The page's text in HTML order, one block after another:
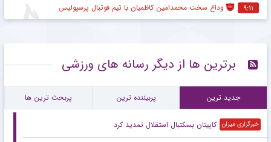
۹:۱۱ وداع سخت محمدامین کاظمیان با تیم فوتبال پرسپولیس
برترین ها از دیگر رسانه های ورزشی
جدید ترین پربیننده ترین پربحث ترین ها
خبرگزاری میزان کاپیتان بسکتبال استقلال تمدید کرد